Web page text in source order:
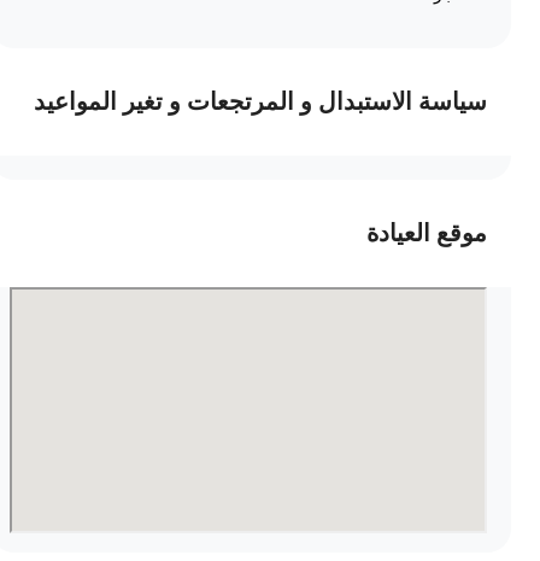
سياسة الاستبدال و المرتجعات و تغير المواعيد
موقع العيادة